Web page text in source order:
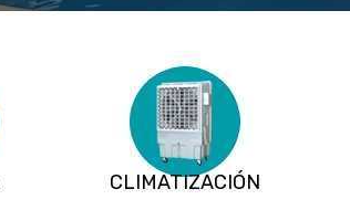
CLIMATIZACIÓN